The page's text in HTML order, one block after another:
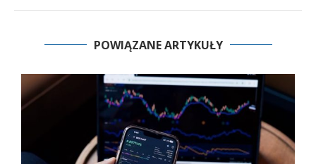
POWIĄZANE ARTYKUŁY